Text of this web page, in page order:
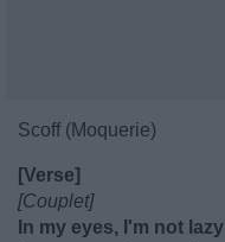
Scoff (Moquerie)
[Verse]
[Couplet]
In my eyes, I'm not lazy